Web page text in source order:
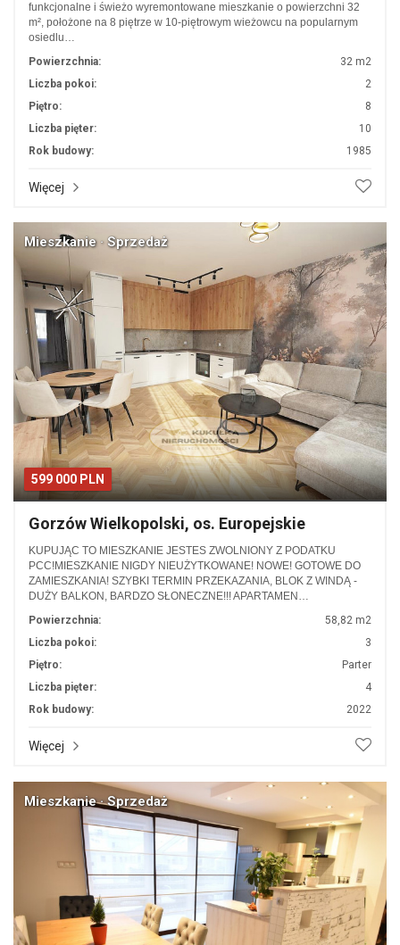
funkcjonalne i świeżo wyremontowane mieszkanie o powierzchni 32
m², położone na 8 piętrze w 10-piętrowym wieżowcu na popularnym
osiedlu…
Powierzchnia:
32 m2
Liczba pokoi:
2
Piętro:
8
Liczba pięter:
10
Rok budowy:
1985
Więcej
599 000 PLN
Mieszkanie · Sprzedaż
Gorzów Wielkopolski, os. Europejskie
KUPUJĄC TO MIESZKANIE JESTES ZWOLNIONY Z PODATKU
PCC!MIESZKANIE NIGDY NIEUŻYTKOWANE! NOWE! GOTOWE DO
ZAMIESZKANIA! SZYBKI TERMIN PRZEKAZANIA, BLOK Z WINDĄ -
DUŻY BALKON, BARDZO SŁONECZNE!!! APARTAMEN…
Powierzchnia:
58,82 m2
Liczba pokoi:
3
Piętro:
Parter
Liczba pięter:
4
Rok budowy:
2022
Więcej
Mieszkanie · Sprzedaż